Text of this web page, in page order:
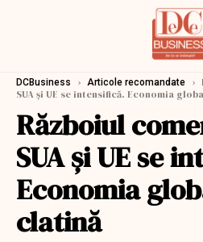
DCBusiness › Articole recomandate ›
SUA și UE se intensifică. Economia
Războiul
SUA și UE se
Economia
clatină